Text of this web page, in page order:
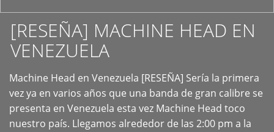
[RESEÑA] MACHINE HEAD EN
VENEZUELA
Machine Head en Venezuela [RESEÑA] Sería la primera
vez ya en varios años que una banda de gran calibre se
presenta en Venezuela esta vez Machine Head toco
nuestro país. Llegamos alrededor de las 2:00 pm a la
+